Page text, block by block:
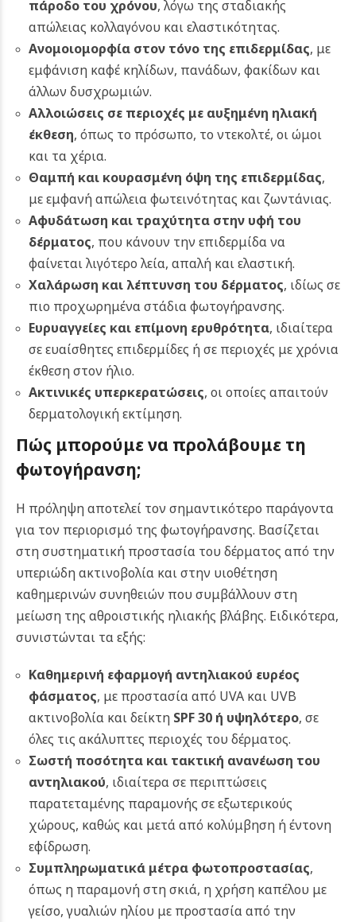
πάροδο του χρόνου, λόγω της σταδιακής
απώλειας κολλαγόνου και ελαστικότητας.
Ανομοιομορφία στον τόνο της επιδερμίδας, με
εμφάνιση καφέ κηλίδων, πανάδων, φακίδων και
άλλων δυσχρωμιών.
Αλλοιώσεις σε περιοχές με αυξημένη ηλιακή
έκθεση, όπως το πρόσωπο, το ντεκολτέ, οι ώμοι
και τα χέρια.
Θαμπή και κουρασμένη όψη της επιδερμίδας,
με εμφανή απώλεια φωτεινότητας και ζωντάνιας.
Αφυδάτωση και τραχύτητα στην υφή του
δέρματος, που κάνουν την επιδερμίδα να
φαίνεται λιγότερο λεία, απαλή και ελαστική.
Χαλάρωση και λέπτυνση του δέρματος, ιδίως σε
πιο προχωρημένα στάδια φωτογήρανσης.
Ευρυαγγείες και επίμονη ερυθρότητα, ιδιαίτερα
σε ευαίσθητες επιδερμίδες ή σε περιοχές με χρόνια
έκθεση στον ήλιο.
Ακτινικές υπερκερατώσεις, οι οποίες απαιτούν
δερματολογική εκτίμηση.
Πώς μπορούμε να προλάβουμε τη
φωτογήρανση;
Η πρόληψη αποτελεί τον σημαντικότερο παράγοντα
για τον περιορισμό της φωτογήρανσης. Βασίζεται
στη συστηματική προστασία του δέρματος από την
υπεριώδη ακτινοβολία και στην υιοθέτηση
καθημερινών συνηθειών που συμβάλλουν στη
μείωση της αθροιστικής ηλιακής βλάβης. Ειδικότερα,
συνιστώνται τα εξής:
Καθημερινή εφαρμογή αντηλιακού ευρέος
φάσματος, με προστασία από UVA και UVB
ακτινοβολία και δείκτη SPF 30 ή υψηλότερο, σε
όλες τις ακάλυπτες περιοχές του δέρματος.
Σωστή ποσότητα και τακτική ανανέωση του
αντηλιακού, ιδιαίτερα σε περιπτώσεις
παρατεταμένης παραμονής σε εξωτερικούς
χώρους, καθώς και μετά από κολύμβηση ή έντονη
εφίδρωση.
Συμπληρωματικά μέτρα φωτοπροστασίας,
όπως η παραμονή στη σκιά, η χρήση καπέλου με
γείσο, γυαλιών ηλίου με προστασία από την